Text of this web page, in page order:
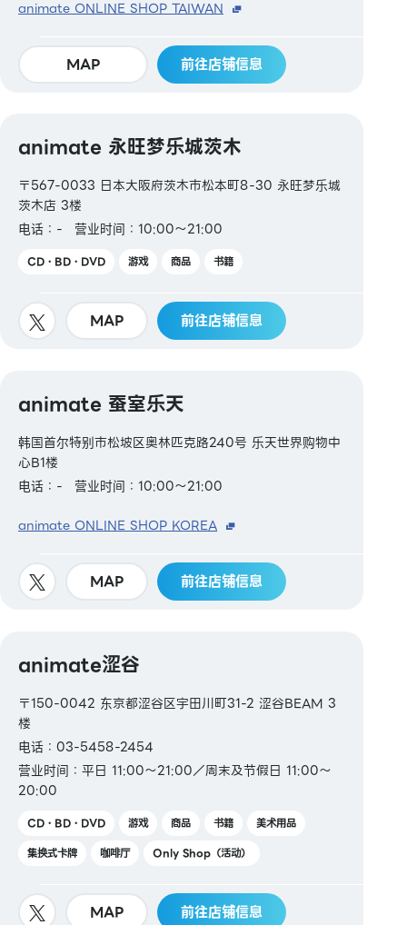
animate ONLINE SHOP TAIWAN
MAP 前往店铺信息
animate 永旺梦乐城茨木
〒567-0033 日本大阪府茨木市松本町8-30 永旺梦乐城
茨木店 3楼
电话：-
营业时间：10:00～21:00
CD・BD・DVD 游戏 商品 书籍
MAP 前往店铺信息
animate 蚕室乐天
韩国首尔特别市松坡区奥林匹克路240号 乐天世界购物中
心B1楼
电话：-
营业时间：10:00～21:00
animate ONLINE SHOP KOREA
MAP 前往店铺信息
animate涩谷
〒150-0042 东京都涩谷区宇田川町31-2 涩谷BEAM 3
楼
电话：03-5458-2454
营业时间：平日 11:00～21:00／周末及节假日 11:00～
20:00
CD・BD・DVD 游戏 商品 书籍
美术用品
集换式卡牌
咖啡厅 Only Shop（活动）
MAP 前往店铺信息